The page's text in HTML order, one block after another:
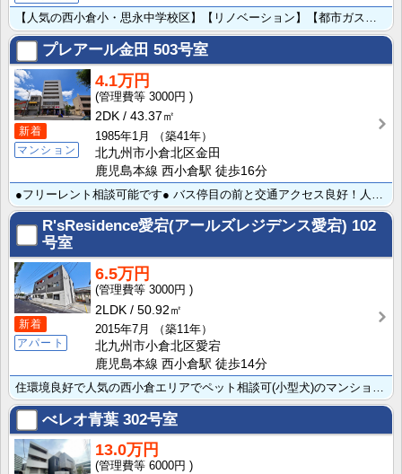
【人気の西小倉小・思永中学校区】【リノベーション】【都市ガス】3LDKから2LDKへ新婚さんにも使い･･･
プレアール金田 503号室
新着
マンション
4.1万円
3000円
2DK
43.37㎡
1985年1月
（築41年）
北九州市小倉北区金田
鹿児島本線 西小倉駅 徒歩16分
R'sResidence愛宕(アールズレジデンス愛宕) 102
号室
新着
アパート
6.5万円
3000円
2LDK
50.92㎡
2015年7月
（築11年）
北九州市小倉北区愛宕
鹿児島本線 西小倉駅 徒歩14分
べレオ青葉 302号室
13.0万円
6000円